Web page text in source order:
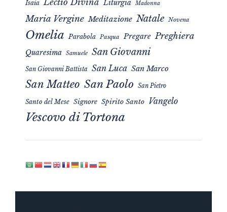
Isaia Lectio Divina Liturgia Madonna
Maria Vergine Meditazione Natale Novena
Omelia Parabola Pasqua Pregare Preghiera
Quaresima Samuele San Giovanni
San Giovanni Battista San Luca San Marco
San Matteo San Paolo San Pietro
Santo del Mese Signore Spirito Santo Vangelo
Vescovo di Tortona